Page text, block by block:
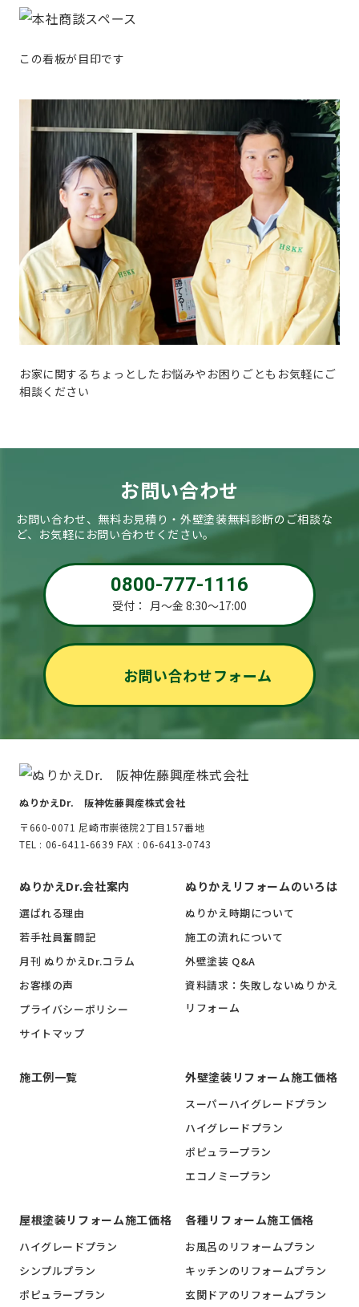
この看板が目印です
お家に関するちょっとしたお悩みやお困りごともお気軽にご
相談ください
お問い合わせ
お問い合わせ、無料お見積り・外壁塗装無料診断のご相談な
ど、お気軽にお問い合わせください。
0800-777-1116
受付： 月～金 8:30～17:00
お問い合わせフォーム
ぬりかえDr. 阪神佐藤興産株式会社
〒660-0071 尼崎市崇徳院2丁目157番地
TEL : 06-6411-6639 FAX : 06-6413-0743
ぬりかえDr.会社案内
選ばれる理由
若手社員奮闘記
月刊 ぬりかえDr.コラム
お客様の声
プライバシーポリシー
サイトマップ
ぬりかえリフォームのいろは
ぬりかえ時期について
施工の流れについて
外壁塗装 Q&A
資料請求：失敗しないぬりかえ
リフォーム
施工例一覧 外壁塗装リフォーム施工価格
スーパーハイグレードプラン
ハイグレードプラン
ポピュラープラン
エコノミープラン
屋根塗装リフォーム施工価格
ハイグレードプラン
シンプルプラン
ポピュラープラン
各種リフォーム施工価格
お風呂のリフォームプラン
キッチンのリフォームプラン
玄関ドアのリフォームプラン